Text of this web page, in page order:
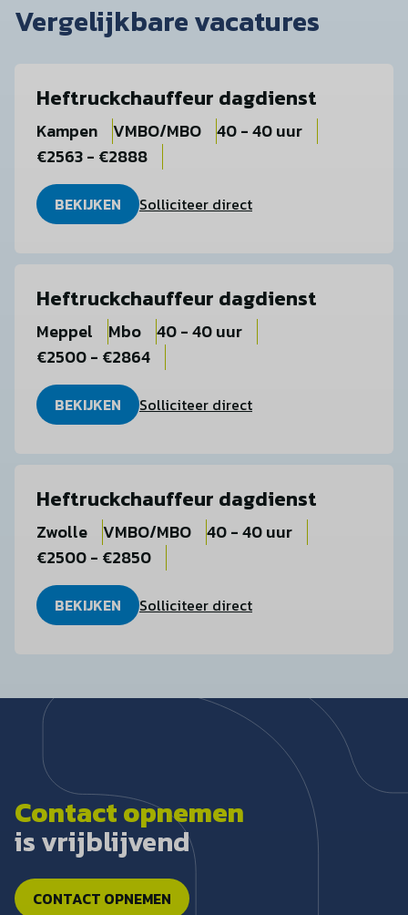
Vergelijkbare vacatures
Heftruckchauffeur dagdienst
Kampen VMBO/MBO
40 - 40 uur
€2563 - €2888
BEKIJKEN Solliciteer direct
Heftruckchauffeur dagdienst
Meppel Mbo
40 - 40 uur
€2500 - €2864
BEKIJKEN Solliciteer direct
Heftruckchauffeur dagdienst
Zwolle VMBO/MBO
40 - 40 uur
€2500 - €2850
BEKIJKEN Solliciteer direct
Contact opnemen
is vrijblijvend
CONTACT OPNEMEN